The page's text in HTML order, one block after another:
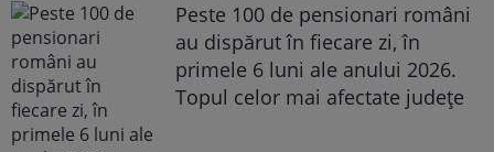
Peste 100 de pensionari români
au dispărut în fiecare zi, în
primele 6 luni ale anului 2026.
Topul celor mai afectate județe